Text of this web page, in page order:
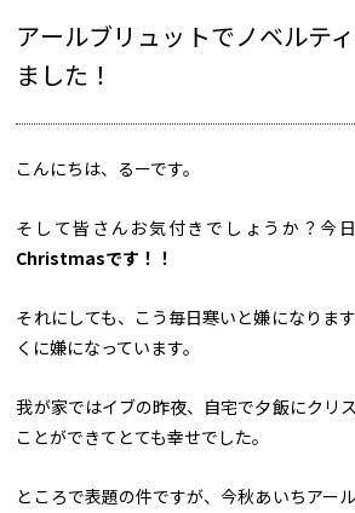
アールブリュットでノベルテ
ました！
こんにちは、るーです。
そして皆さんお気付きでしょうか？今
Christmasです！！
それにしても、こう毎日寒いと嫌になりま
くに嫌になっています。
我が家ではイブの昨夜、自宅で夕飯にクリ
ことができてとても幸せでした。
ところで表題の件ですが、今秋あいちアー